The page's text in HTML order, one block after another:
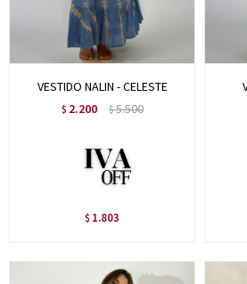
VESTIDO NALIN - CELESTE
$ 2.200 $5.500
$ 1.803